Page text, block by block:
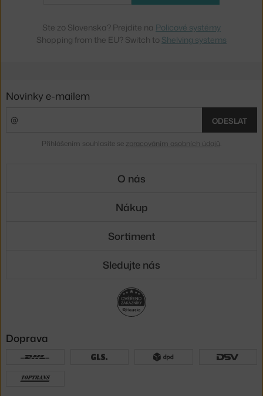
Ste zo Slovenska? Prejdite na Policové systémy
Shopping from the EU? Switch to Shelving systems
Novinky e-mailem
ODESLAT
Přihlášením souhlasíte se zpracováním osobních údajů
O nás
Nákup
Sortiment
Sledujte nás
Doprava